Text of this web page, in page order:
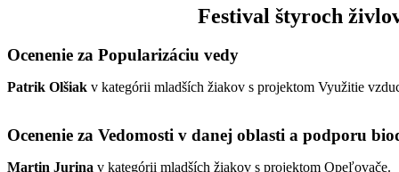
Festival štyroch
Ocenenie za Popularizáciu vedy
Patrik Olšiak v kategórii mladších žiakov s projektom Využitie
Ocenenie za Vedomosti v danej oblasti a podporu
Martin Jurina v kategórii mladších žiakov s projektom Opeľovače.